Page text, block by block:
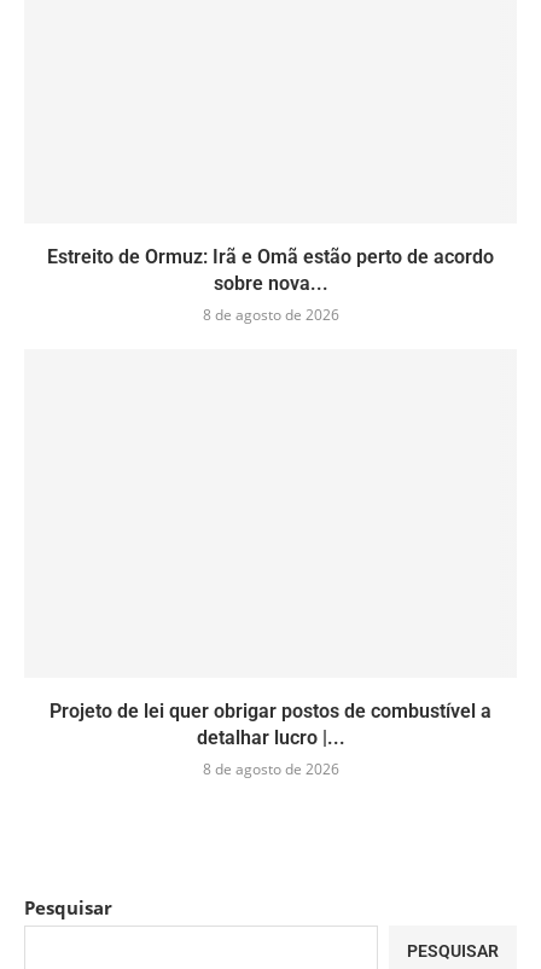
Estreito de Ormuz: Irã e Omã estão perto de acordo
sobre nova...
8 de agosto de 2026
Projeto de lei quer obrigar postos de combustível a
detalhar lucro |...
8 de agosto de 2026
Pesquisar
PESQUISAR